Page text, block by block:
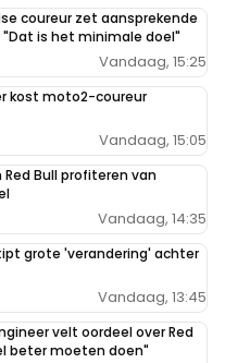
coureur zet aansprekende
is het minimale doel"
Vandaag, 15:25
kost moto2-coureur
Vandaag, 15:05
Red Bull profiteren van
Vandaag, 14:35
grote 'verandering' achter
Vandaag, 13:45
velt oordeel over Red
beter moeten doen"